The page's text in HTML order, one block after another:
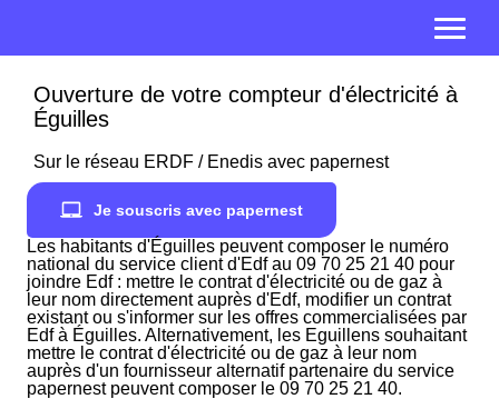
Ouverture de votre compteur d'électricité à
Éguilles
Sur le réseau ERDF / Enedis avec papernest
Je souscris avec papernest
Les habitants d'Éguilles peuvent composer le numéro
national du service client d'Edf au 09 70 25 21 40 pour
joindre Edf : mettre le contrat d'électricité ou de gaz à
leur nom directement auprès d'Edf, modifier un contrat
existant ou s'informer sur les offres commercialisées par
Edf à Éguilles. Alternativement, les Eguillens souhaitant
mettre le contrat d'électricité ou de gaz à leur nom
auprès d'un fournisseur alternatif partenaire du service
papernest peuvent composer le 09 70 25 21 40.